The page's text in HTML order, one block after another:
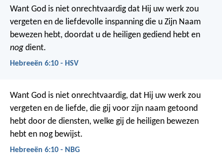
Want God is niet onrechtvaardig dat Hij uw werk zou
vergeten en de liefdevolle inspanning die u Zijn Naam
bewezen hebt, doordat u de heiligen gediend hebt en
nog dient.
Hebreeën 6:10 - HSV
Want God is niet onrechtvaardig, dat Hij uw werk zou
vergeten en de liefde, die gij voor zijn naam getoond
hebt door de diensten, welke gij de heiligen bewezen
hebt en nog bewijst.
Hebreeën 6:10 - NBG